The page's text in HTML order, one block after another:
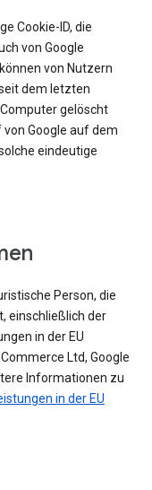
Cookie-ID, die
von Google
von Nutzern
dem letzten
gelöscht
Google auf dem
eindeutige
Person, die
einschließlich der
in der EU
Ltd, Google
Informationen zu
in der EU